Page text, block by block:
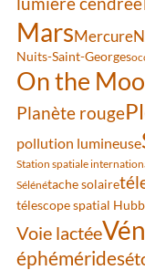
MarsMercure
Nuits-Saint-Georges
On the
Planète rouge
pollution lumineuse
Station spatiale
Sélénétache solaire
télescope spatial
Voie lactée
éphémérides